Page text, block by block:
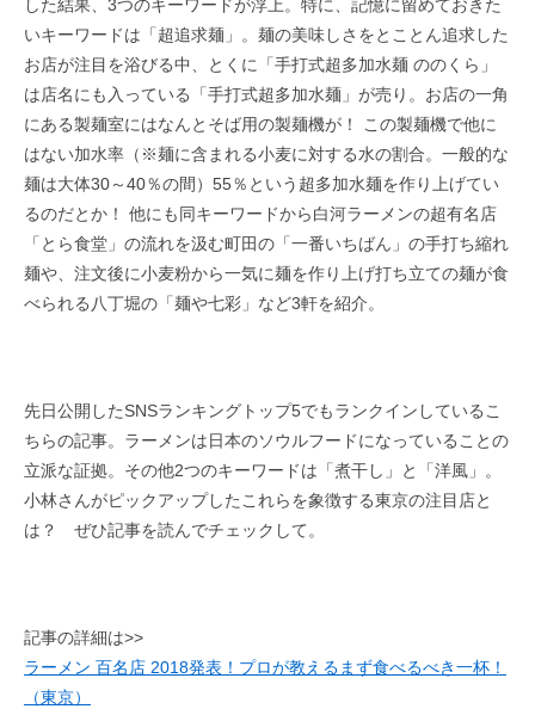
した結果、3つのキーワードが浮上。特に、記憶に留めておきた
いキーワードは「超追求麺」。麺の美味しさをとことん追求した
お店が注目を浴びる中、とくに「手打式超多加水麺 ののくら」
は店名にも入っている「手打式超多加水麺」が売り。お店の一角
にある製麺室にはなんとそば用の製麺機が！ この製麺機で他に
はない加水率（※麺に含まれる小麦に対する水の割合。一般的な
麺は大体30～40％の間）55％という超多加水麺を作り上げてい
るのだとか！ 他にも同キーワードから白河ラーメンの超有名店
「とら食堂」の流れを汲む町田の「一番いちばん」の手打ち縮れ
麺や、注文後に小麦粉から一気に麺を作り上げ打ち立ての麺が食
べられる八丁堀の「麺や七彩」など3軒を紹介。
先日公開したSNSランキングトップ5でもランクインしているこ
ちらの記事。ラーメンは日本のソウルフードになっていることの
立派な証拠。その他2つのキーワードは「煮干し」と「洋風」。
小林さんがピックアップしたこれらを象徴する東京の注目店と
は？ ぜひ記事を読んでチェックして。
記事の詳細は>>
ラーメン 百名店 2018発表！プロが教えるまず食べるべき一杯！
（東京）